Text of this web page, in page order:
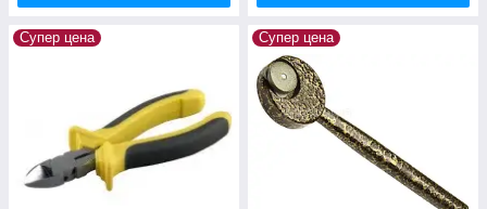
Супер цена Супер цена